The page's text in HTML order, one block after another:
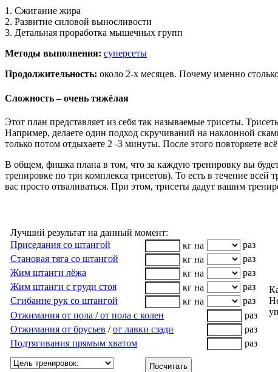
1. Сжигание жира
2. Развитие силовой выносливости
3. Детальная проработка мышечных групп
Методы выполнения: суперсеты
Продолжительность: около 2-х месяцев. Почему именно
Сложность – очень тяжёлая
Этот план представляет из себя так называемые трисеты.
Например, делаете один подход скручиваний на наклонной
только потом отдыхаете 2 -3 минуты. После этого повторяете
В общем, фишка плана в том, что за каждую тренировку вы
тренировке по три комплекса трисетов). То есть в течение
вас просто отваливаться. При этом, трисеты дадут вашим
Лучший результат на данный момент:
Приседания со штангой кг на
раз
Становая тяга со штангой
кг на
раз
Жим штанги лёжа
кг на
раз
Жим штанги с груди стоя
кг на
раз
Сгибание рук со штангой
кг на
раз
Отжимания от пола / от пола с колен
раз
Отжимания от брусьев /от лавки сзади
раз
Подтягивания прямым хватом
раз
Посчитать